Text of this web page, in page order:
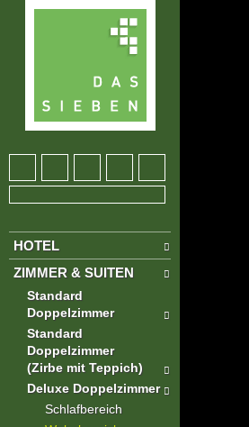
HOTEL
ZIMMER & SUITEN
Standard
Doppelzimmer
Standard
Doppelzimmer
(Zirbe mit Teppich)
Deluxe Doppelzimmer
Schlafbereich